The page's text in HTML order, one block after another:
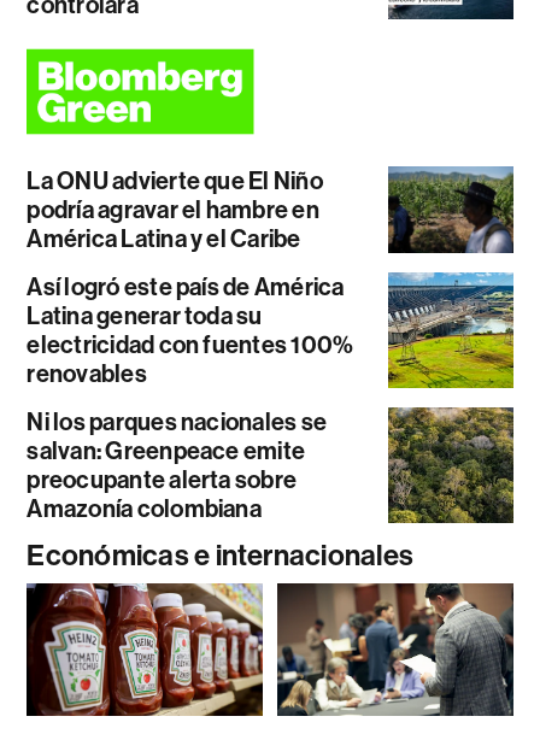
La ONU advierte que El Niño
podría agravar el hambre en
América Latina y el Caribe
Así logró este país de América
Latina generar toda su
electricidad con fuentes 100%
renovables
Ni los parques nacionales se
salvan: Greenpeace emite
preocupante alerta sobre
Amazonía colombiana
Económicas e internacionales